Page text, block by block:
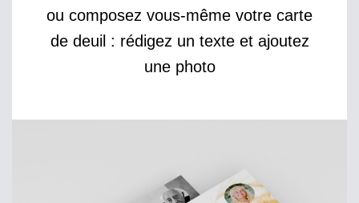
ou composez vous-même votre carte
de deuil : rédigez un texte et ajoutez
une photo